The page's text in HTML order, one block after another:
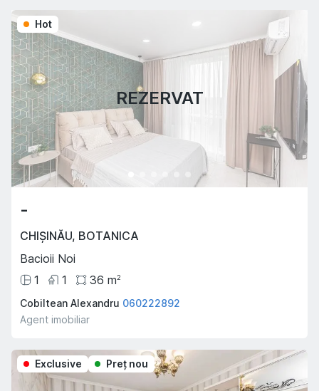
REZERVAT
Hot
-
CHIȘINĂU, BOTANICA
Bacioii Noi
1
1 36 m2
Cobiltean Alexandru 060222892
Agent imobiliar
Exclusive Preţ nou